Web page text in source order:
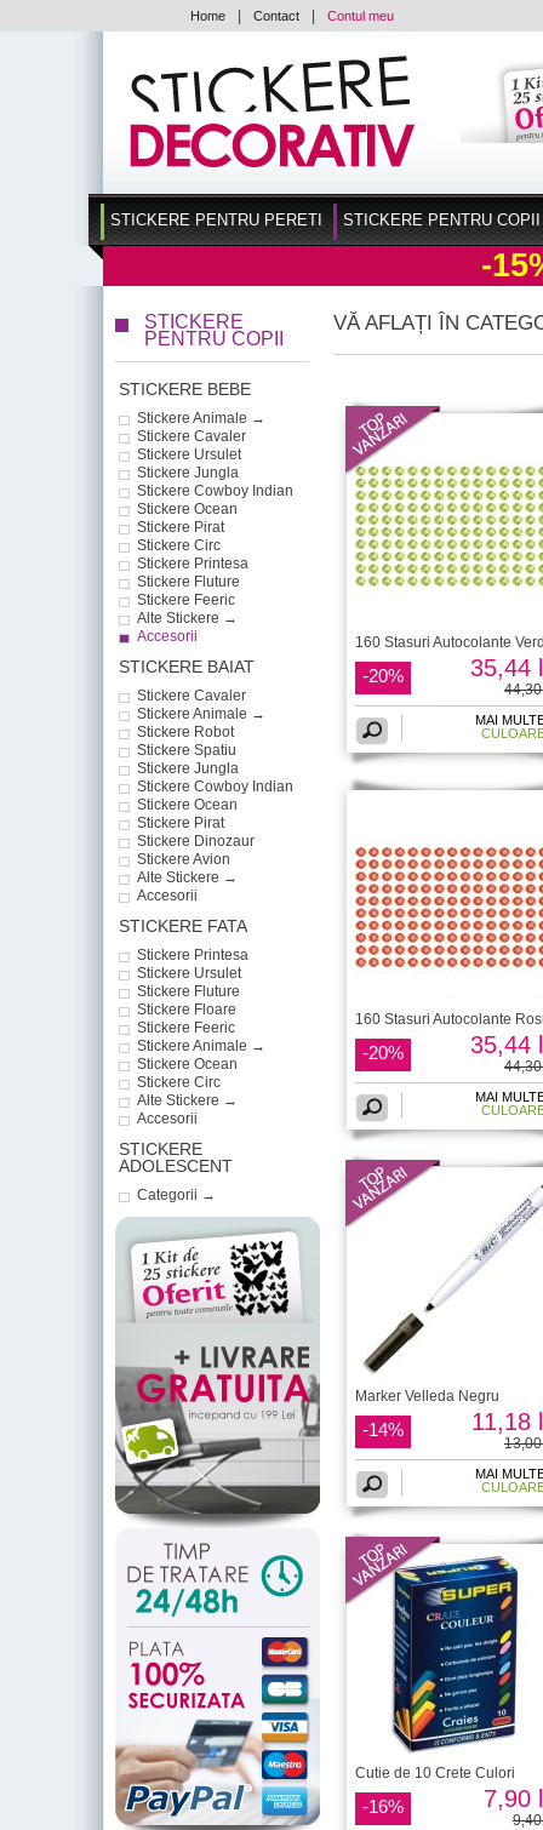
Home Contact Contul meu
STICKERE PENTRU PERETI STICKERE PENTRU COPII
-
STICKERE
PENTRU COPII
STICKERE BEBE
Stickere Animale →
Stickere Cavaler
Stickere Ursulet
Stickere Jungla
Stickere Cowboy Indian
Stickere Ocean
Stickere Pirat
Stickere Circ
Stickere Printesa
Stickere Fluture
Stickere Feeric
Alte Stickere →
Accesorii
STICKERE BAIAT
Stickere Cavaler
Stickere Animale →
Stickere Robot
Stickere Spatiu
Stickere Jungla
Stickere Cowboy Indian
Stickere Ocean
Stickere Pirat
Stickere Dinozaur
Stickere Avion
Alte Stickere →
Accesorii
STICKERE FATA
Stickere Printesa
Stickere Ursulet
Stickere Fluture
Stickere Floare
Stickere Feeric
Stickere Animale →
Stickere Ocean
Stickere Circ
Alte Stickere →
Accesorii
STICKERE
ADOLESCENT
Categorii →
VĂ AFLAȚI ÎN
160 Stasuri Autocolante
-20% 35,44
MAI
160 Stasuri Autocolante
-20% 35,44
MAI
Marker Velleda Negru
-14% 11,18
MAI
Cutie de 10 Crete Culori
-16% 7,90